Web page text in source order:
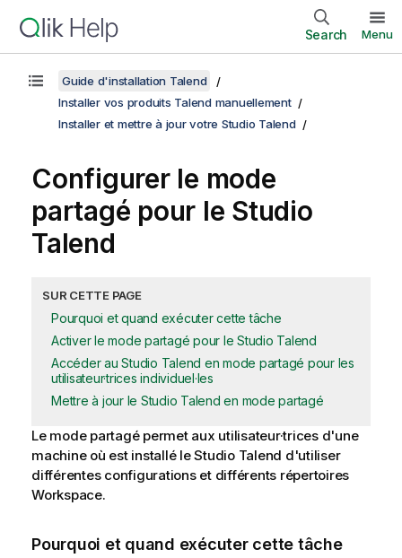
Search Menu
Guide d'installation Talend
Installer vos produits Talend manuellement
Installer et mettre à jour votre Studio Talend
Configurer le mode
partagé pour le Studio
Talend
SUR CETTE PAGE
Pourquoi et quand exécuter cette tâche
Activer le mode partagé pour le Studio Talend
Accéder au Studio Talend en mode partagé pour les
utilisateur·trices individuel·les
Mettre à jour le Studio Talend en mode partagé
Le mode partagé permet aux utilisateur·trices d'une
machine où est installé leStudio Talend d'utiliser
différentes configurations et différents répertoires
Workspace.
Pourquoi et quand exécuter cette tâche